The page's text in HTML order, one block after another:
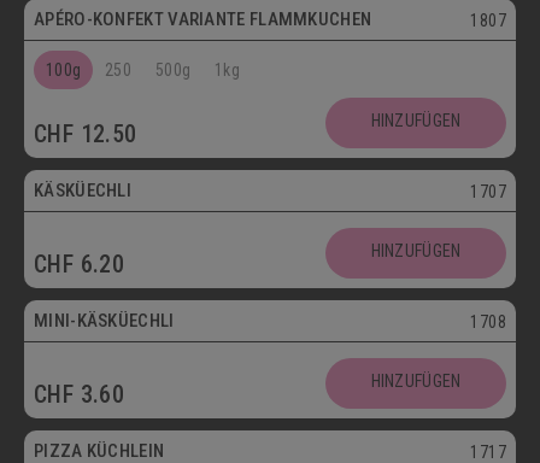
APÉRO-KONFEKT VARIANTE FLAMMKUCHEN 1807
100g 250 500g 1kg
CHF 12.50 HINZUFÜGEN
Vegetarisch
KÄSKÜECHLI 1707
CHF 6.20 HINZUFÜGEN
Vegetarisch
MINI-KÄSKÜECHLI 1708
CHF 3.60 HINZUFÜGEN
bis 30.09.
PIZZA KÜCHLEIN 1717